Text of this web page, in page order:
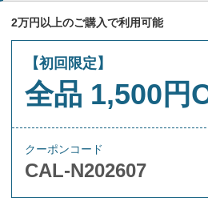
2万円以上のご購入で利用可能
【初回限定】
全品 1,500円
クーポンコード
CAL-N202607